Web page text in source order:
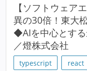
【ソフトウェア
異の30倍！東大
◆AIを中心とす
／燈株式会社
typescript react